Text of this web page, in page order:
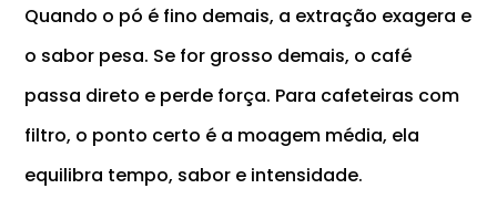
Quando o pó é fino demais, a extração exagera e
o sabor pesa. Se for grosso demais, o café
passa direto e perde força. Para cafeteiras com
filtro, o ponto certo é a moagem média, ela
equilibra tempo, sabor e intensidade.